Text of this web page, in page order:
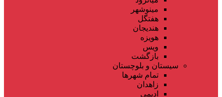
مینوشهر
هفتگل
هندیجان
هویزه
ویس
بازگشت
سیستان و بلوچستان
تمام شهر‌ها
زاهدان
ادیمی